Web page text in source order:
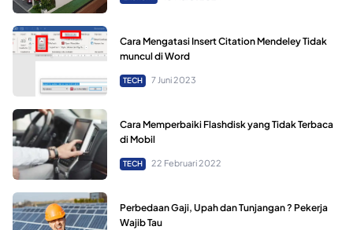
Cara Mengatasi Insert Citation Mendeley Tidak
muncul di Word
TECH 7 Juni 2023
Cara Memperbaiki Flashdisk yang Tidak Terbaca
di Mobil
TECH 22 Februari 2022
Perbedaan Gaji, Upah dan Tunjangan ? Pekerja
Wajib Tau